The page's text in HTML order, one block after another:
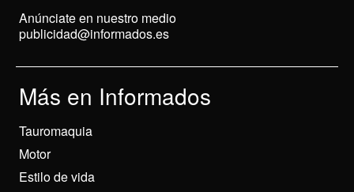
Anúnciate en nuestro medio
publicidad@informados.es
Más en Informados
Tauromaquia
Motor
Estilo de vida